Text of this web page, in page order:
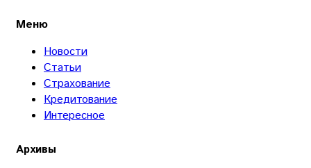
Меню
Новости
Статьи
Страхование
Кредитование
Интересное
Архивы